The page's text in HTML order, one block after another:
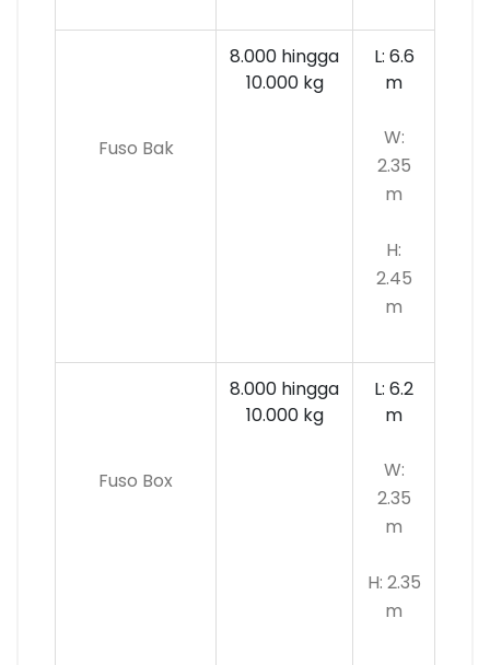
Fuso Bak
8.000 hingga
10.000kg
L: 6.6
m
W:
2.35
m
H:
2.45
m
Fuso Box
8.000 hingga
10.000 kg
L: 6.2
m
W:
2.35
m
H: 2.35
m